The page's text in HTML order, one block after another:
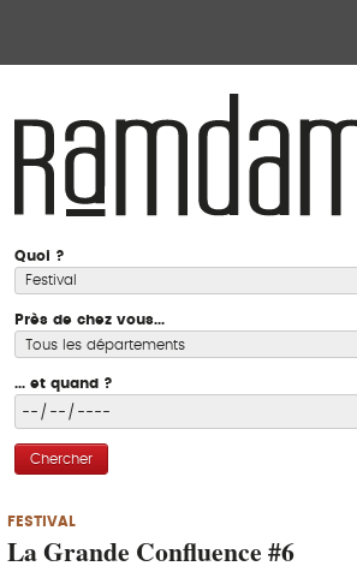
Quoi ?
Près de chez vous...
... et quand ?
Chercher
FESTIVAL
La Grande Confluence #6